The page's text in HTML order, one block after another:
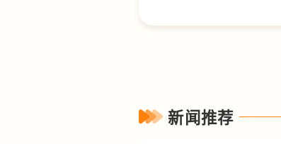
新闻推荐